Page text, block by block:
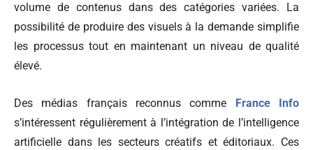
volume de contenus dans des catégories variées. La
possibilité de produire des visuels à la demande simplifie
les processus tout en maintenant un niveau de qualité
élevé.
Des médias français reconnus comme France Info
s’intéressent régulièrement à l’intégration de l’intelligence
artificielle dans les secteurs créatifs et éditoriaux. Ces